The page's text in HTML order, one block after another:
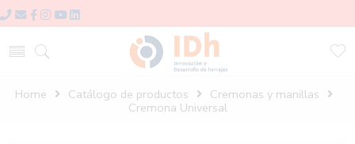
Home Catálogo de productos
Cremonas y manillas
Cremona Universal